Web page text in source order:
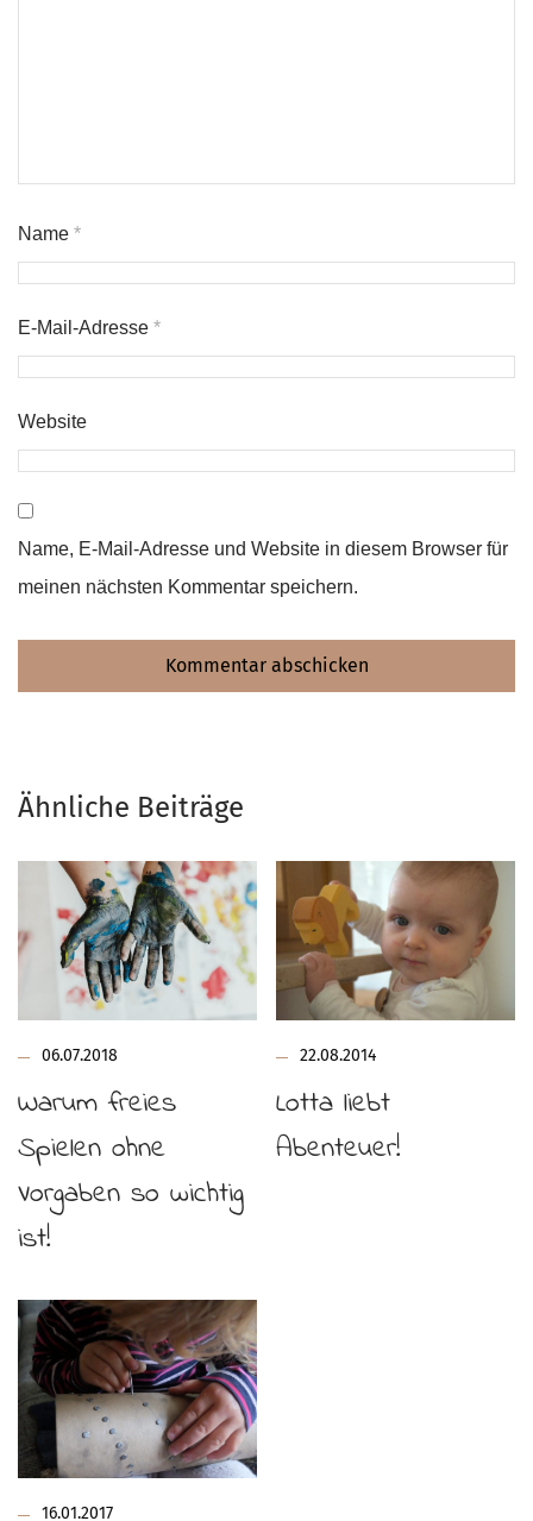
Name *
E-Mail-Adresse *
Website
Name, E-Mail-Adresse und Website in diesem Browser für
meinen nächsten Kommentar speichern.
Ähnliche Beiträge
06.07.2018
Warum freies
Spielen ohne
Vorgaben so wichtig
ist!
22.08.2014
Lotta liebt
Abenteuer!
16.01.2017